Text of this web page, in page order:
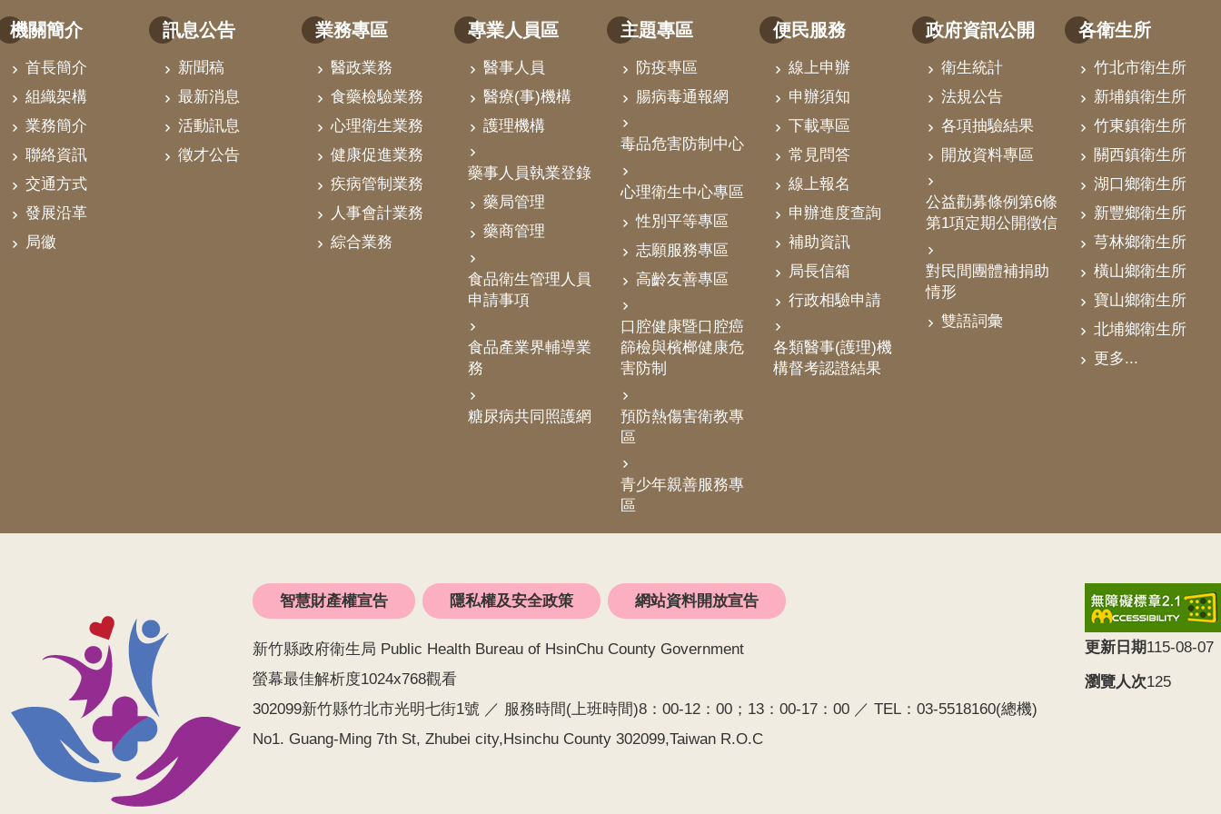
機關簡介
首長簡介
組織架構
業務簡介
聯絡資訊
交通方式
發展沿革
局徽
訊息公告
新聞稿
最新消息
活動訊息
徵才公告
業務專區
醫政業務
食藥檢驗業務
心理衛生業務
健康促進業務
疾病管制業務
人事會計業務
綜合業務
專業人員區
醫事人員
醫療(事)機構
護理機構
藥事人員執業登錄
藥局管理
藥商管理
食品衛生管理人員
申請事項
食品產業界輔導業
務
糖尿病共同照護網
主題專區
防疫專區
腸病毒通報網
毒品危害防制中心
心理衛生中心專區
性別平等專區
志願服務專區
高齡友善專區
口腔健康暨口腔癌
篩檢與檳榔健康危
害防制
預防熱傷害衛教專
區
青少年親善服務專
區
便民服務
線上申辦
申辦須知
下載專區
常見問答
線上報名
申辦進度查詢
補助資訊
局長信箱
行政相驗申請
各類醫事(護理)機
構督考認證結果
政府資訊公開
衛生統計
法規公告
各項抽驗結果
開放資料專區
公益勸募條例第6條
第1項定期公開徵信
對民間團體補捐助
情形
雙語詞彙
各衛生所
竹北市衛生所
新埔鎮衛生所
竹東鎮衛生所
關西鎮衛生所
湖口鄉衛生所
新豐鄉衛生所
芎林鄉衛生所
橫山鄉衛生所
寶山鄉衛生所
北埔鄉衛生所
更多...
智慧財產權宣告 隱私權及安全政策 網站資料開放宣告
新竹縣政府衛生局 Public Health Bureau of HsinChu County Government
螢幕最佳解析度1024x768觀看
302099新竹縣竹北市光明七街1號 ／ 服務時間(上班時間)8：00-12：00；13：00-17：00 ／ TEL：03-5518160(總機)
No1. Guang-Ming 7th St, Zhubei city,Hsinchu County 302099,Taiwan R.O.C
更新日期115-08-07
瀏覽人次125